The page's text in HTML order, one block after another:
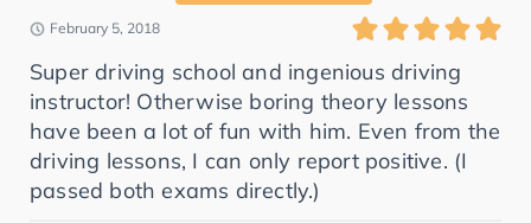
February 5, 2018
Super driving school and ingenious driving
instructor! Otherwise boring theory lessons
have been a lot of fun with him. Even from the
driving lessons, I can only report positive. (I
passed both exams directly.)